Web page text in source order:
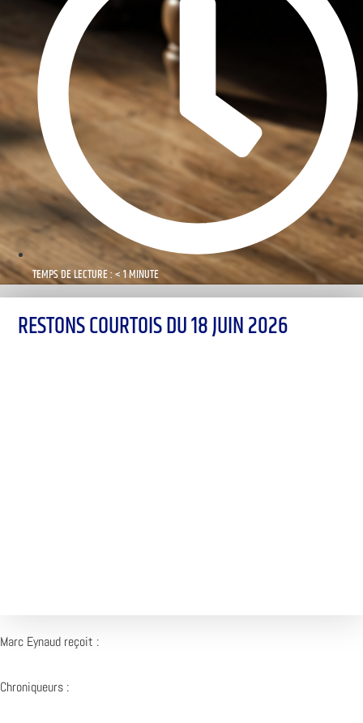
TEMPS DE LECTURE : < 1 MINUTE
RESTONS COURTOIS DU 18 JUIN 2026
Marc Eynaud reçoit :
Chroniqueurs :